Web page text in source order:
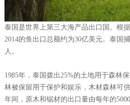
泰国是世界上第三大海产品出口国。根
2014的鱼出口总额约为30亿美元。泰国
人。
1985年，泰国拨出25%的土地用于森林
林被保留用于保护和娱乐，木材森林可
年间，原木和锯材的出口量由每年的